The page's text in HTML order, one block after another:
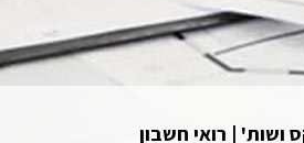
ושות' | רואי חשבון